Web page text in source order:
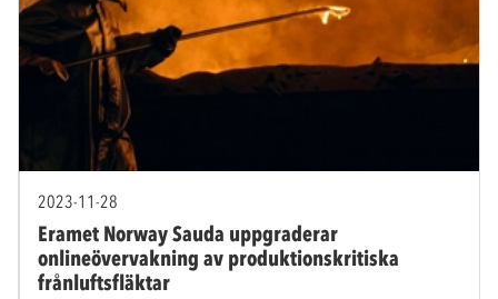
2023-11-28
Eramet Norway Sauda uppgraderar
onlineövervakning av produktionskritiska
frånluftsfläktar